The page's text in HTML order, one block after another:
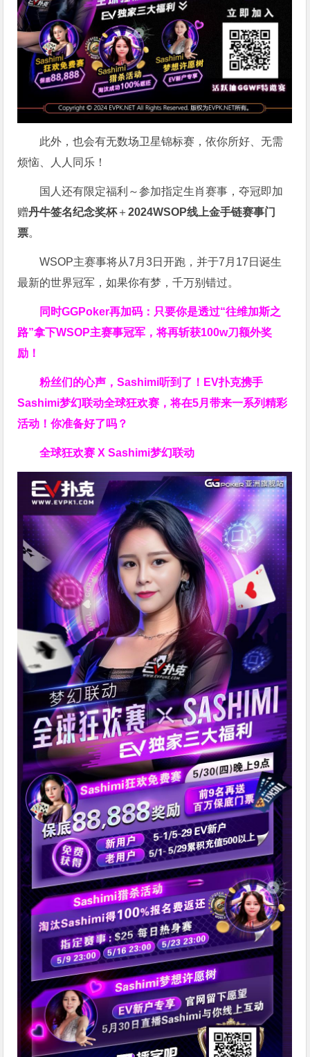
此外，也会有无数场卫星锦标赛，依你所好、无需
烦恼、人人同乐！
国人还有限定福利～参加指定生肖赛事，夺冠即加
赠丹牛签名纪念奖杯＋2024WSOP线上金手链赛事门
票。
WSOP主赛事将从7月3日开跑，并于7月17日诞生
最新的世界冠军，如果你有梦，千万别错过。
同时GGPoker再加码：只要你是透过“往维加斯之
路”拿下WSOP主赛事冠军，将再斩获100w刀额外奖
励！
粉丝们的心声，Sashimi听到了！EV扑克携手
Sashimi梦幻联动全球狂欢赛，将在5月带来一系列精彩
活动！你准备好了吗？
全球狂欢赛 X Sashimi梦幻联动